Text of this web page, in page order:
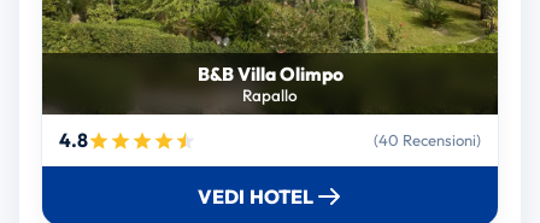
B&B Villa Olimpo
Rapallo
4.8 (40 Recensioni)
VEDI HOTEL